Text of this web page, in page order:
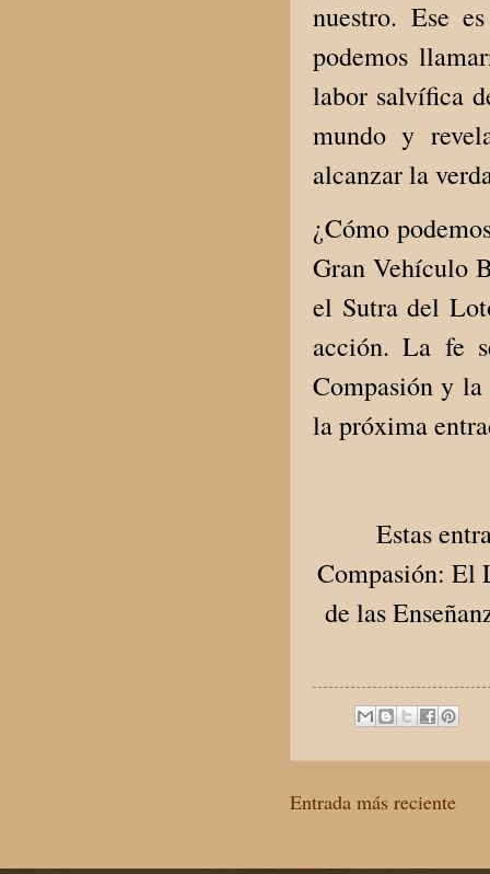
nuestro. Ese
podemos
labor salvífica
mundo y
alcanzar la
¿Cómo
Gran Vehículo
el Sutra del
acción. La fe
Compasión y
la próxima
Estas
Compasión: El
de las
Entrada más reciente